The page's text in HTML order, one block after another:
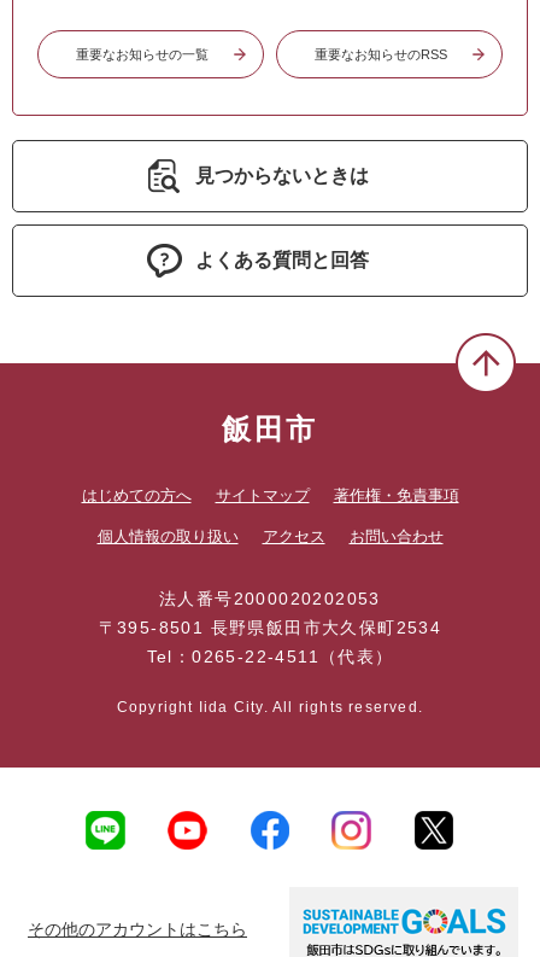
重要なお知らせの一覧 重要なお知らせのRSS
見つからないときは
よくある質問と回答
飯田市
はじめての方へ サイトマップ 著作権・免責事項
個人情報の取り扱い アクセス お問い合わせ
法人番号2000020202053
〒395-8501 長野県飯田市大久保町2534
Tel：0265-22-4511（代表）
Copyright Iida City. All rights reserved.
その他のアカウントはこちら